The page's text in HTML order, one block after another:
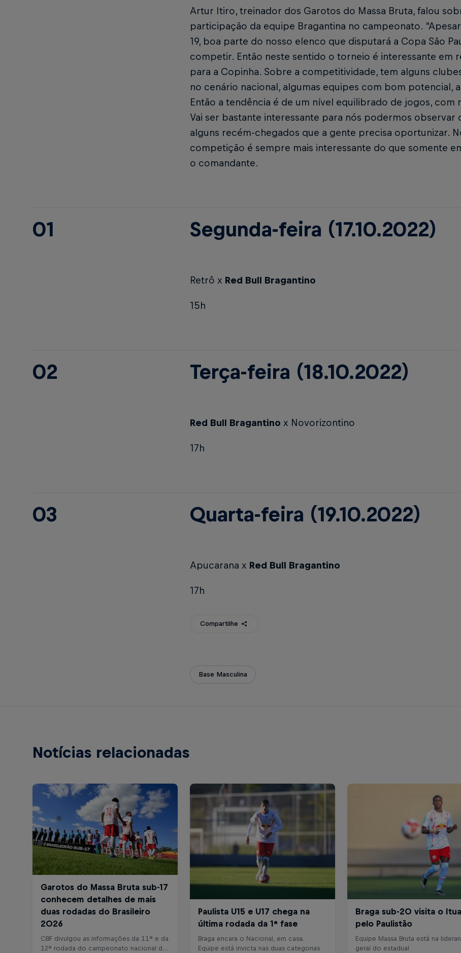
Artur Itiro, treinador dos Garotos do Massa Bruta, falou
participação da equipe Bragantina no campeonato.
19, boa parte do nosso elenco que disputará a Copa São
competir. Então neste sentido o torneio é interessante em
para a Copinha. Sobre a competitividade, tem alguns
no cenário nacional, algumas equipes com bom potencial,
Então a tendência é de um nível equilibrado de jogos, com
Vai ser bastante interessante para nós podermos observar
alguns recém-chegados que a gente precisa oportunizar.
competição é sempre mais interessante do que somente
o comandante.
01 Segunda-feira (17.10.2022)
Retrô x Red Bull Bragantino
15h
02 Terça-feira (18.10.2022)
Red Bull Bragantino x Novorizontino
17h
03 Quarta-feira (19.10.2022)
Apucarana x Red Bull Bragantino
17h
Compartilhe
Base Masculina
Notícias relacionadas